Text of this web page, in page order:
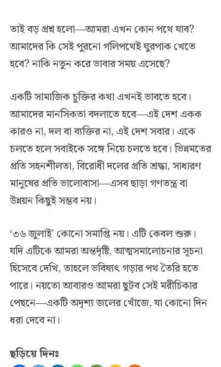
তাই বড় প্রশ্ন হলো—আমরা এখন কোন পথে যাব?
আমাদের কি সেই পুরনো গলিপথেই ঘুরপাক খেতে
হবে? নাকি নতুন করে ভাবার সময় এসেছে?
একটি সামাজিক চুক্তির কথা এখনই ভাবতে হবে।
আমাদের মানসিকতা বদলাতে হবে—এই দেশ একক
কারও না, দল বা ব্যক্তির না, এই দেশ সবার। একে
চলতে হলে সবাইকে সঙ্গে নিয়ে চলতে হবে। ভিন্নমতের
প্রতি সহনশীলতা, বিরোধী দলের প্রতি শ্রদ্ধা, সাধারণ
মানুষের প্রতি ভালোবাসা—এসব ছাড়া গণতন্ত্র বা
উন্নয়ন কিছুই সম্ভব নয়।
‘৩৬ জুলাই’ কোনো সমাপ্তি নয়। এটি কেবল শুরু।
যদি এটিকে আমরা অন্তর্দৃষ্টি, আত্মসমালোচনার সূচনা
হিসেবে দেখি, তাহলে ভবিষ্যৎ গড়ার পথ তৈরি হতে
পারে। নয়তো আবারও আমরা ছুটব সেই মরীচিকার
পেছনে—একটি অদৃশ্য জলের খোঁজে, যা কোনো দিন
ধরা দেবে না।
ছড়িয়ে দিনঃ